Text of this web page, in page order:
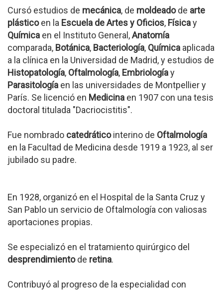
Cursó estudios de mecánica, de moldeadode arte
plásticoen la Escuela de Artes y Oficios, Físicay
Química en el Instituto General,Anatomía
comparada, Botánica, Bacteriología, Química aplicada
a la clínica en la Universidad de Madrid, y estudios de
Histopatología, Oftalmología, Embriologíay
Parasitología en las universidades de Montpellier y
París. Se licenció en Medicina en 1907 con una tesis
doctoral titulada "Dacriocistitis".
Fue nombrado catedráticointerino de Oftalmología
en la Facultad de Medicina desde 1919 a 1923, al ser
jubilado su padre.
En 1928, organizó en el Hospital de la Santa Cruz y
San Pablo un servicio de Oftalmología con valiosas
aportaciones propias.
Se especializó en el tratamiento quirúrgico del
desprendimientode retina.
Contribuyó al progreso de la especialidad con